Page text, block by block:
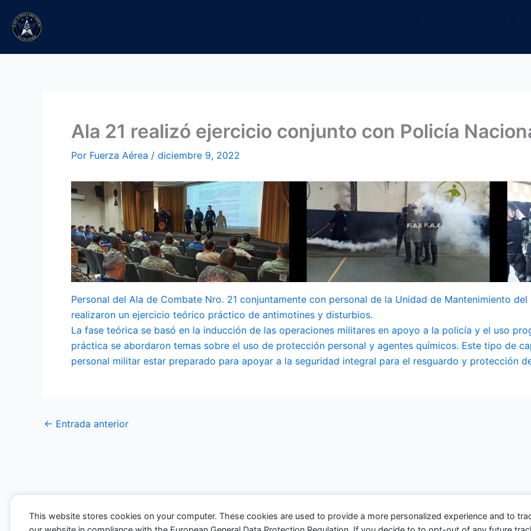
contenido
Ala 21 realizó ejercicio conjunto con Policía
Por Fuerza Aérea / diciembre 9, 2022
Personal del Ala de Combate Nro. 21 conjuntamente con personal de la Unidad de Mantenimiento
realizaron un ejercicio teórico práctico de antimotines y disturbios.
La fase teórica se basó en la inducción de las operaciones militares en apoyo a la policía y el uso
práctica se abordaron temas sobre el uso de protección personal y agentes químicos. Este tipo de
personal militar estar preparado para apoyar a la seguridad integral para el resguardo y protección
← Entrada anterior
This website stores cookies on your computer. These cookies are used to provide a more personalized experience and to